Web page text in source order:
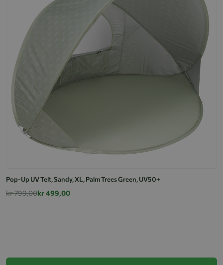
Pop-Up UV Telt, Sandy, XL, Palm Trees Green, UV50+
kr 799,00kr 499,00